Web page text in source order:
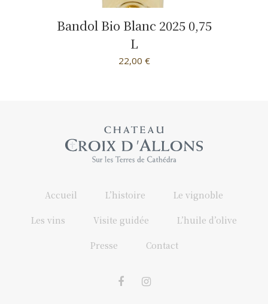
Bandol Bio Blanc 2025 0,75
L
22,00 €
Accueil L’histoire Le vignoble
Les vins Visite guidée L’huile d’olive
Presse Contact